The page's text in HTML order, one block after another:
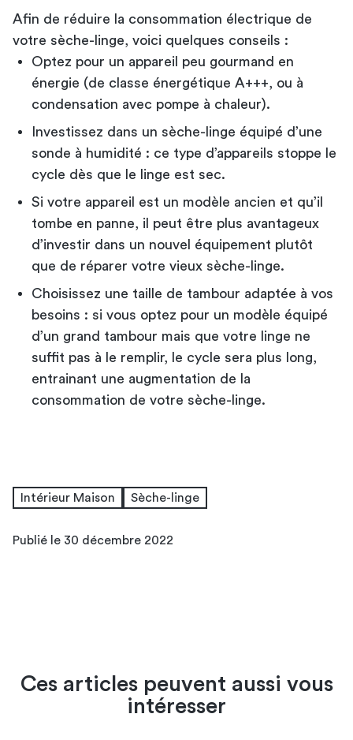
Afin de réduire la consommation électrique de
votre sèche-linge, voici quelques conseils :
Optez pour un appareil peu gourmand en
énergie (de classe énergétique A+++, ou à
condensation avec pompe à chaleur).
Investissez dans un sèche-linge équipé d’une
sonde à humidité : ce type d’appareils stoppe le
cycle dès que le linge est sec.
Si votre appareil est un modèle ancien et qu’il
tombe en panne, il peut être plus avantageux
d’investir dans un nouvel équipement plutôt
que de réparer votre vieux sèche-linge.
Choisissez une taille de tambour adaptée à vos
besoins : si vous optez pour un modèle équipé
d’un grand tambour mais que votre linge ne
suffit pas à le remplir, le cycle sera plus long,
entrainant une augmentation de la
consommation de votre sèche-linge.
Intérieur Maison Sèche-linge
Publié le 30 décembre 2022
Ces articles peuvent aussi vous
intéresser